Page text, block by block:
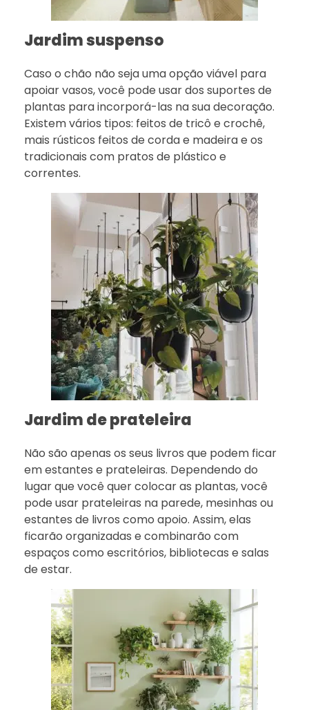
Jardim suspenso
Caso o chão não seja uma opção viável para
apoiar vasos, você pode usar dos suportes de
plantas para incorporá-las na sua decoração.
Existem vários tipos: feitos de tricô e crochê,
mais rústicos feitos de corda e madeira e os
tradicionais com pratos de plástico e
correntes.
Jardim de prateleira
Não são apenas os seus livros que podem ficar
em estantes e prateleiras. Dependendo do
lugar que você quer colocar as plantas, você
pode usar prateleiras na parede, mesinhas ou
estantes de livros como apoio. Assim, elas
ficarão organizadas e combinarão com
espaços como escritórios, bibliotecas e salas
de estar.